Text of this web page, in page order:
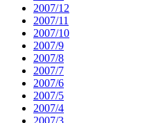
2007/12
2007/11
2007/10
2007/9
2007/8
2007/7
2007/6
2007/5
2007/4
2007/3